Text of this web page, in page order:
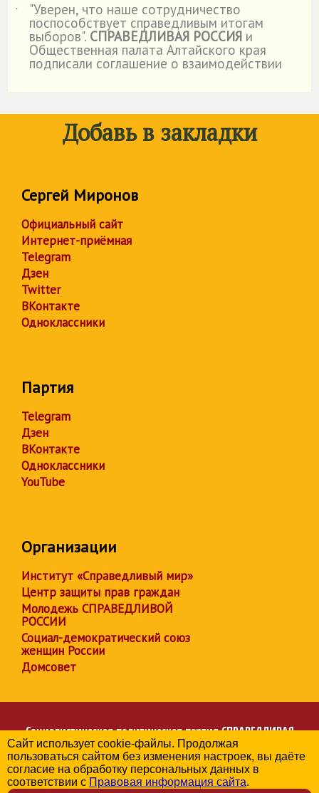
˙
"Уверен, что наше сотрудничество
поспособствует справедливым итогам
выборов". СПРАВЕДЛИВАЯ РОССИЯ и
Общественная палата Алтайского края
подписали соглашение о взаимодействии
Добавь в закладки
Сергей Миронов
Официальный сайт
Интернет-приёмная
Telegram
Дзен
Twitter
ВКонтакте
Одноклассники
Партия
Telegram
Дзен
ВКонтакте
Одноклассники
YouTube
Организации
Институт «Справедливый мир»
Центр защиты прав граждан
Молодежь СПРАВЕДЛИВОЙ
РОССИИ
Социал-демократический союз
женщин России
Домсовет
Социалистическая политическая партияСПРАВЕДЛИВАЯ
РОССИЯ
Региональное отделение партии в Алтайском крае
© 2006-2026
Сайт использует cookie-файлы. Продолжая
пользоваться сайтом без изменения настроек, вы даёте
согласие на обработку персональных данных в
соответствии с Правовая информация сайта.